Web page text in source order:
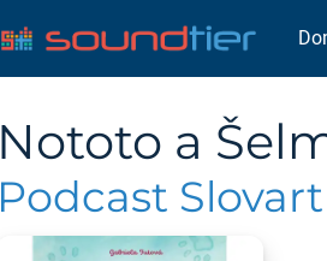
Nototo a
Podcast Slovart